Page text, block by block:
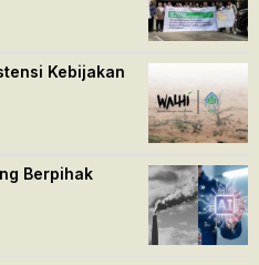
Kebijakan
Berpihak